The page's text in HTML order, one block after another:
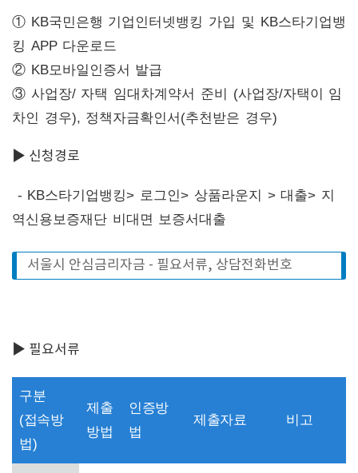
① KB국민은행 기업인터넷뱅킹 가입 및 KB스타기업뱅
킹 APP 다운로드
② KB모바일인증서 발급
③ 사업장/ 자택 임대차계약서 준비 (사업장/자택이 임
차인 경우), 정책자금확인서(추천받은 경우)
▶ 신청경로
- KB스타기업뱅킹> 로그인> 상품라운지 > 대출> 지
역신용보증재단 비대면 보증서대출
서울시 안심금리자금 - 필요서류, 상담전화번호
▶ 필요서류
구분
(접속방
법)
제출
방법
인증방
법
제출자료 비고